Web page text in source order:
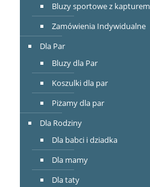
Bluzy sportowe z kapturem
Zamówienia Indywidualne
Dla Par
Bluzy dla Par
Koszulki dla par
Piżamy dla par
Dla Rodziny
Dla babci i dziadka
Dla mamy
Dla taty